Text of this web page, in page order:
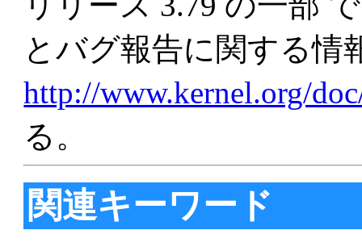
とバグ報告に関する情
http://www.kernel.org/
る。
関連キーワード